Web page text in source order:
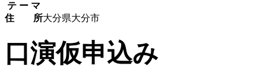
テ ー マ
住 所大分県大分市
口演仮申込み